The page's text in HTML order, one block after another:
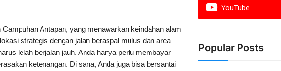
Antapan, yang menawarkan keindahan alam
strategis dengan jalan beraspal mulus dan area
lelah berjalan jauh. Anda hanya perlu membayar
ketenangan. Di sana, Anda juga bisa bersantai
YouTube
Popular Posts